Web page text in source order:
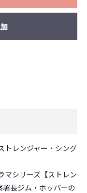
トレンジャー・シング
マシリーズ【ストレン
長ジム・ホッパーの